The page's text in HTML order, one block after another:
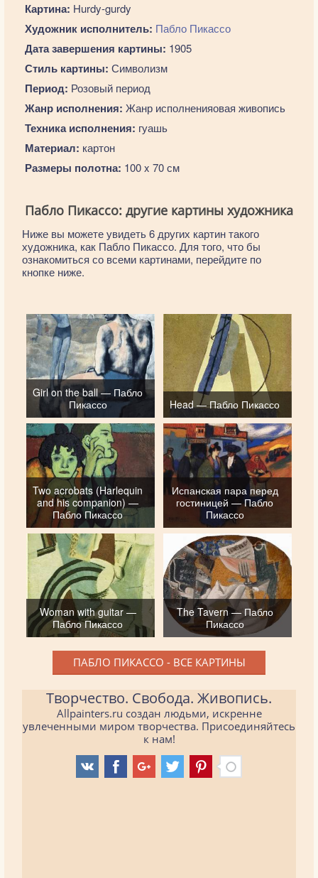
Картина: Hurdy-gurdy
Художник исполнитель: Пабло Пикассо
Дата завершения картины: 1905
Стиль картины: Символизм
Период: Розовый период
Жанр исполнения: Жанр исполненияовая живопись
Техника исполнения: гуашь
Материал: картон
Размеры полотна: 100 x 70 см
Пабло Пикассо: другие картины художника
Ниже вы можете увидеть 6 других картин такого
художника, как Пабло Пикассо. Для того, что бы
ознакомиться со всеми картинами, перейдите по
кнопке ниже.
Girl on the ball — Пабло
Пикассо
Head — Пабло Пикассо
Two acrobats (Harlequin
and his companion) —
Пабло Пикассо
Испанская пара перед
гостиницей — Пабло
Пикассо
Woman with guitar —
Пабло Пикассо
The Tavern — Пабло
Пикассо
ПАБЛО ПИКАССО - ВСЕ КАРТИНЫ
Творчество. Свобода. Живопись.
Allpainters.ru создан людьми, искренне
увлеченными миром творчества. Присоединяйтесь
к нам!